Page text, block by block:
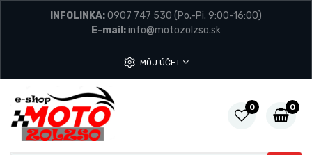
INFOLINKA:0907 747 530 (Po.-Pi. 9:00-16:00)
E-mail:info@motozolzso.sk
MÔJ ÚČET
0 0